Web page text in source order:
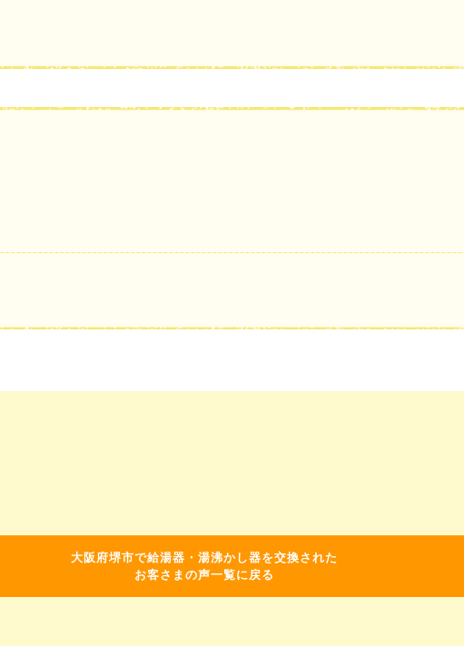
大阪府堺市で給湯器・湯沸かし器を交換された
お客さまの声一覧に戻る